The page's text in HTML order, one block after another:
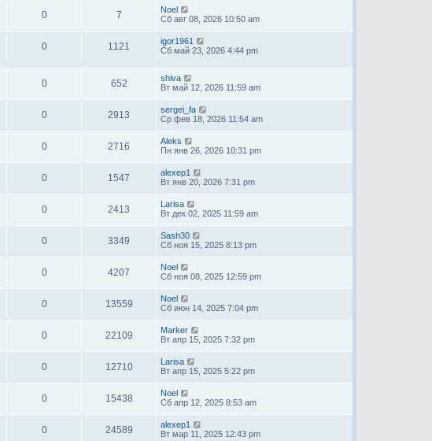
0 7
Noel
Сб авг 08, 2026 10:50 am
0 1121
igor1961
Сб май 23, 2026 4:44 pm
0 652
shiva
Вт май 12, 2026 11:59 am
0 2913
sergei_fa
Ср фев 18, 2026 11:54 am
0 2716
Aleks
Пн янв 26, 2026 10:31 pm
0 1547
alexep1
Вт янв 20, 2026 7:31 pm
0 2413
Larisa
Вт дек 02, 2025 11:59 am
0 3349
Sash30
Сб ноя 15, 2025 8:13 pm
0 4207
Noel
Сб ноя 08, 2025 12:59 pm
0 13559
Noel
Сб июн 14, 2025 7:04 pm
0 22109
Marker
Вт апр 15, 2025 7:32 pm
0 12710
Larisa
Вт апр 15, 2025 5:22 pm
0 15438
Noel
Сб апр 12, 2025 8:53 am
0 24589
alexep1
Вт мар 11, 2025 12:43 pm